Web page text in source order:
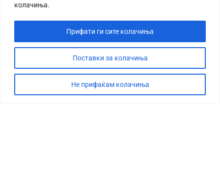
колачиња.
Поставки за колачиња
Не прифаќам колачиња
Прифати ги сите колачиња
СТОРИЈА
ДЕБАТА